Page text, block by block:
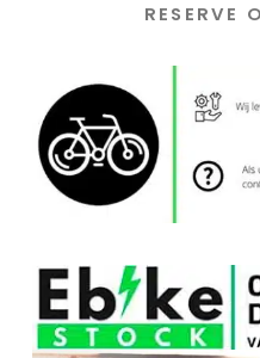
RESERVE